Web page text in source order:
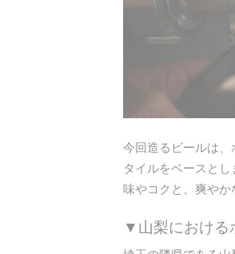
今回造るビールは
タイルをベースと
味やコクと、爽やか
▼山梨における